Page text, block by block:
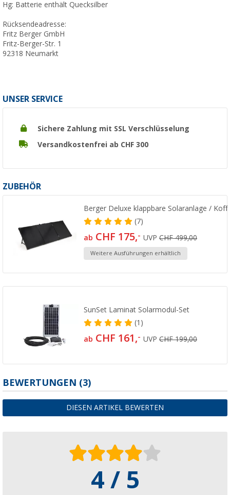
Hg: Batterie enthält Quecksilber
Rücksendeadresse:
Fritz Berger GmbH
Fritz-Berger-Str. 1
92318 Neumarkt
UNSER SERVICE
Sichere Zahlung mit SSL Verschlüsselung
Versandkostenfrei ab CHF 300
ZUBEHÖR
Berger Deluxe klappbare Solaranlage /
(7)
ab CHF 175,- UVPCHF 499,00
Weitere Ausführungen erhältlich
SunSet Laminat Solarmodul-Set
(1)
ab CHF 161,- UVPCHF 199,00
BEWERTUNGEN (3)
DIESEN ARTIKEL BEWERTEN
4 / 5